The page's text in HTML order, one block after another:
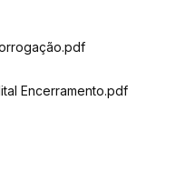
Encerramento.pdf